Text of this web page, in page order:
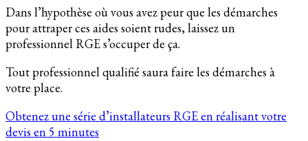
Dans l’hypothèse où vous avez peur que les démarches
pour attraper ces aides soient rudes, laissez un
professionnel RGE s’occuper de ça.
Tout professionnel qualifié saura faire les démarches à
votre place.
Obtenez une série d’installateurs RGE en réalisant votre
devis en 5 minutes